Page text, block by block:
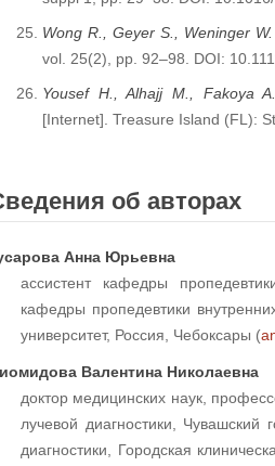
Wong R., Geyer S., Weninger
vol. 25(2), pp. 92–98. DOI:
Yousef H., Alhajj M., Fakoya
[Internet]. Treasure Island (FL):
об авторах
Анна Юрьевна
ассистент кафедры
кафедры пропедевтики
университет, Россия, Чебоксары (
Валентина Николаевна
доктор медицинских наук,
лучевой диагностики, Чувашский
диагностики, Городская